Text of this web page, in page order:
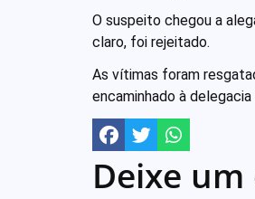
O suspeito chegou a
claro, foi rejeitado.
As vítimas foram
encaminhado à delegacia
Deixe